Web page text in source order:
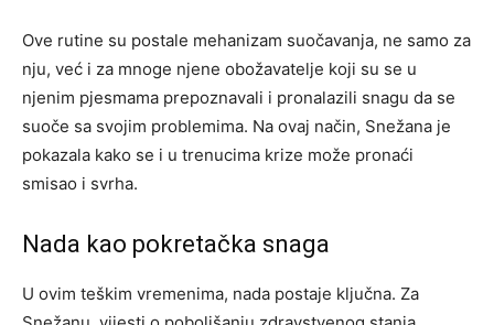
Ove rutine su postale mehanizam suočavanja, ne samo za
nju, već i za mnoge njene obožavatelje koji su se u
njenim pjesmama prepoznavali i pronalazili snagu da se
suoče sa svojim problemima. Na ovaj način, Snežana je
pokazala kako se i u trenucima krize može pronaći
smisao i svrha.
Nada kao pokretačka snaga
U ovim teškim vremenima, nada postaje ključna. Za